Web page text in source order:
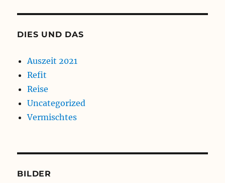
DIES UND DAS
Auszeit 2021
Refit
Reise
Uncategorized
Vermischtes
BILDER